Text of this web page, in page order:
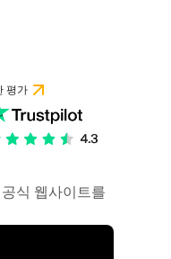
평가
식 웹사이트를